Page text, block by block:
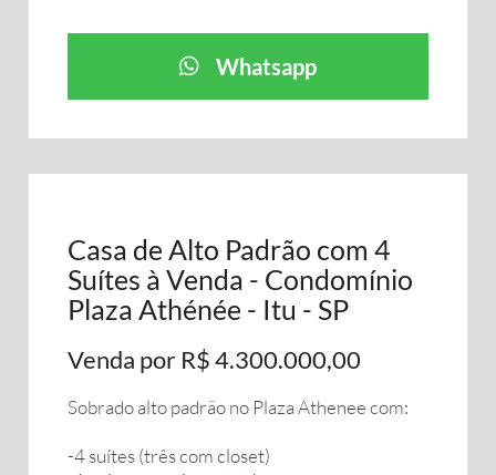
Whatsapp
Casa de Alto Padrão com 4
Suítes à Venda - Condomínio
Plaza Athénée - Itu - SP
Venda por R$ 4.300.000,00
Sobrado alto padrão no Plaza Athenee com:
-4 suítes (três com closet)